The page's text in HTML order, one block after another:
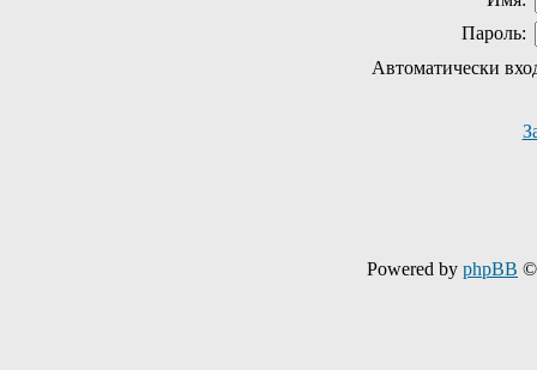
Пароль:
Автоматически
Powered by phpBB ©